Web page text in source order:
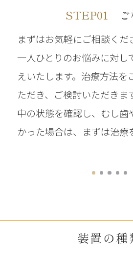
STEP01 ご
まずはお気軽にご相談くだ
一人ひとりのお悩みに対し
えいたします。 治療方法を
ただき、ご検討いただきま
中の状態を確認し、むし歯
かった場合は、まずは治療
STEP02
STEP03
STEP04
STEP05
装置の種